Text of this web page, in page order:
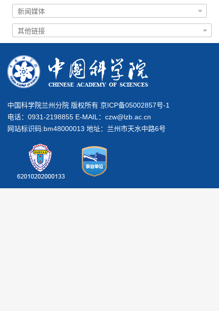
中国科学院兰州分院 版权所有 京ICP备05002857号-1
电话：0931-2198855 E-MAIL： czw@lzb.ac.cn
网站标识码:bm48000013 地址：兰州市天水中路6号